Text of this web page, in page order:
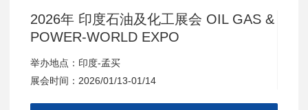
2026年 印度石油及化工展会 OIL GAS &
POWER-WORLD EXPO
举办地点：印度-孟买
展会时间：2026/01/13-01/14